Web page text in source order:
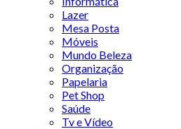
Lazer
Mesa Posta
Móveis
Mundo Beleza
Organização
Papelaria
Pet Shop
Saúde
Tv e Vídeo